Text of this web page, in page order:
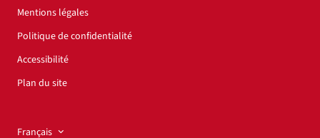
Mentions légales
Politique de confidentialité
Accessibilité
Plan du site
Français